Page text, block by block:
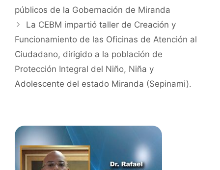
públicos de la Gobernación de Miranda
La CEBM impartió taller de Creación y
Funcionamiento de las Oficinas de Atención al
Ciudadano, dirigido a la población de
Protección Integral del Niño, Niña y
Adolescente del estado Miranda (Sepinami).